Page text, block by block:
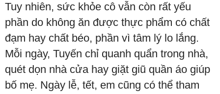
Tuy nhiên, sức khỏe cô vẫn còn rất yếu
phần do không ăn được thực phẩm có chất
đạm hay chất béo, phần vì tâm lý lo lắng.
Mỗi ngày, Tuyến chỉ quanh quẩn trong nhà,
quét dọn nhà cửa hay giặt giũ quần áo giúp
bố mẹ. Ngày lễ, tết, em cũng có thể tham